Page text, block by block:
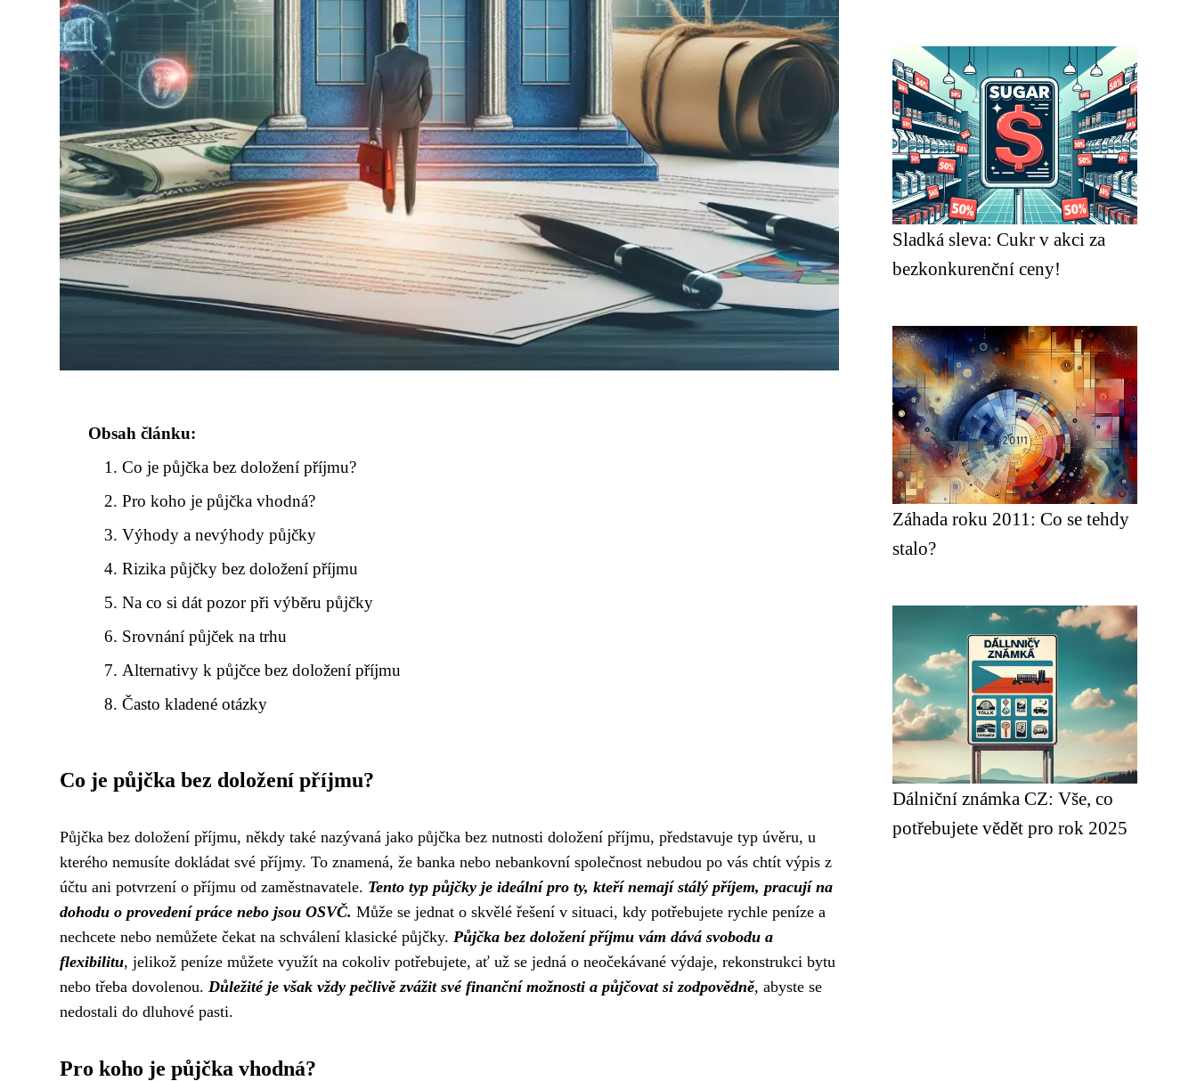
Obsah článku:
Co je půjčka bez doložení příjmu?
Pro koho je půjčka vhodná?
Výhody a nevýhody půjčky
Rizika půjčky bez doložení příjmu
Na co si dát pozor při výběru půjčky
Srovnání půjček na trhu
Alternativy k půjčce bez doložení příjmu
Často kladené otázky
Co je půjčka bez doložení příjmu?
Půjčka bez doložení příjmu, někdy také nazývaná jako půjčka bez nutnosti doložení příjmu, představuje typ úvěru, u
kterého nemusíte dokládat své příjmy. To znamená, že banka nebo nebankovní společnost nebudou po vás chtít výpis z
účtu ani potvrzení o příjmu od zaměstnavatele. Tento typ půjčky je ideální pro ty, kteří nemají stálý příjem, pracují na
dohodu o provedení práce nebo jsou OSVČ. Může se jednat o skvělé řešení v situaci, kdy potřebujete rychle peníze a
nechcete nebo nemůžete čekat na schválení klasické půjčky. Půjčka bez doložení příjmu vám dává svobodu a
flexibilitu, jelikož peníze můžete využít na cokoliv potřebujete, ať už se jedná o neočekávané výdaje, rekonstrukci bytu
nebo třeba dovolenou. Důležité je však vždy pečlivě zvážit své finanční možnosti a půjčovat si zodpovědně, abyste se
nedostali do dluhové pasti.
Pro koho je půjčka vhodná?
Sladká sleva: Cukr v akci za
bezkonkurenční ceny!
Záhada roku 2011: Co se tehdy
stalo?
Dálniční známka CZ: Vše, co
potřebujete vědět pro rok 2025